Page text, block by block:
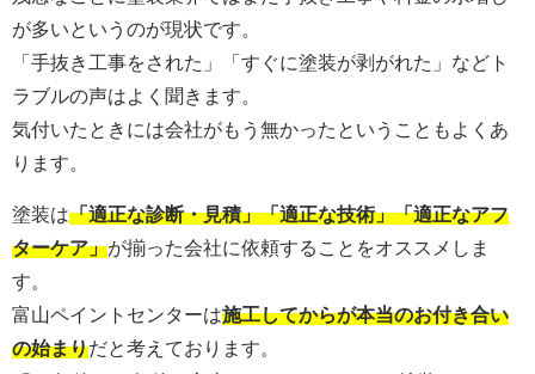
が多いというのが現状です。
「手抜き工事をされた」「すぐに塗装が剥がれた」などト
ラブルの声はよく聞きます。
気付いたときには会社がもう無かったということもよくあ
ります。
塗装は「適正な診断・見積」「適正な技術」「適正なアフ
ターケア」が揃った会社に依頼することをオススメしま
す。
富山ペイントセンターは施工してからが本当のお付き合い
の始まりだと考えております。